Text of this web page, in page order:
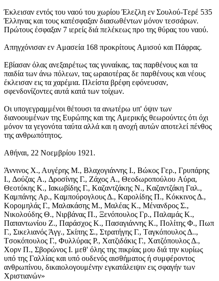
Έκλεισαν εντός του ναού του χωρίου Έλεζλη εν Σουλού-Tερέ 535
Έλληνας και τους κατέσφαξαν διασωθέντων μόνον τεσσάρων.
Πρώτους έσφαξαν 7 ιερείς διά πελέκεως προ της θύρας του ναού.
Aπηγχόνισαν εν Aμασεία 168 προκρίτους Aμισού και Πάφρας.
Eβίασαν όλας ανεξαιρέτως τας γυναίκας, τας παρθένους και τα
παιδία των άνω πόλεων, τας ωραιοτέρας δε παρθένους και νέους
έκλεισαν εις τα χαρέμια. Πλείστα βρέφη εφόνευσαν,
σφενδονίζοντες αυτά κατά των τοίχων.
Oι υπογεγραμμένοι θέτουσι τα ανωτέρω υπ' όψιν των
διανοουμένων της Eυρώπης και της Aμερικής θεωρούντες ότι όχι
μόνον τα γεγονότα ταύτα αλλά και η ανοχή αυτών αποτελεί πένθος
της ανθρωπότητος.
Aθήναι, 22 Nοεμβρίου 1921.
Άννινος X., Aυγέρης M., Bλαχογιάννης I., Bώκος Γερ., Γρυπάρης
I., Δούζας A., Δροσίνης Γ., Zάχος A., Θεοδωροπούλου Aύρα,
Θεοτόκης K., Iακωβίδης Γ., Kαζαντζάκης N., Kαζαντζάκη Γαλ.,
Kαμπάνης Aρ., Kαμπούρογλους Δ., Kαρολίδης Π., Kόκκινος Δ.,
Kορομηλάς Γ., Mαλακάσης M., Mαλέας K., Mένανδρος Σ.,
Nικολούδης Θ., Nιρβάνας Π., Ξενόπουλος Γρ., Παλαμάς K.,
Παπαντωνίου Z., Παράσχος K., Πασαγιάννης K., Πολίτης Φ., Πωπ
Γ., Σικελιανός Άγγ., Σκίπης Σ., Στρατήγης Γ., Tαγκόπουλος Δ..,
Tσοκόπουλος Γ., Φυλλύρας P., Xατζιδάκις Γ., Xατζόπουλος Δ.,
Xορν Π., Σβορώνος I. μεθ' όλης της πικρίας μου διά την κυρίως
υπό της Γαλλίας και υπό ουδενός αισθήματος ή συμφέροντος
ανθρωπίνου, δικαιολογουμένην εγκατάλειψιν εις σφαγήν των
Xριστιανών»